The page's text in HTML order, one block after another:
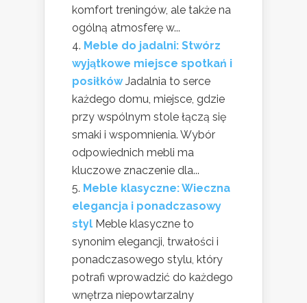
komfort treningów, ale także na
ogólną atmosferę w...
Meble do jadalni: Stwórz
wyjątkowe miejsce spotkań i
posiłków Jadalnia to serce
każdego domu, miejsce, gdzie
przy wspólnym stole łączą się
smaki i wspomnienia. Wybór
odpowiednich mebli ma
kluczowe znaczenie dla...
Meble klasyczne: Wieczna
elegancja i ponadczasowy
styl Meble klasyczne to
synonim elegancji, trwałości i
ponadczasowego stylu, który
potrafi wprowadzić do każdego
wnętrza niepowtarzalny